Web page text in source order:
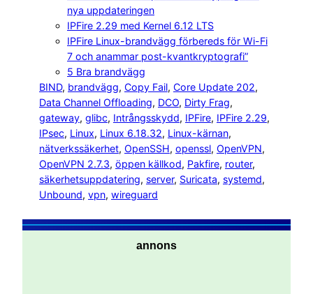
nya uppdateringen
IPFire 2.29 med Kernel 6.12 LTS
IPFire Linux-brandvägg förbereds för Wi-Fi
7 och anammar post-kvantkryptografi”
5 Bra brandvägg
BIND, brandvägg, Copy Fail, Core Update 202
Data Channel Offloading, DCO, Dirty Frag
gateway, glibc, Intrångsskydd, IPFire, IPFire 2.29
IPsec, Linux, Linux 6.18.32, Linux-kärnan
nätverkssäkerhet, OpenSSH, openssl, OpenVPN
OpenVPN 2.7.3, öppen källkod, Pakfire, router
säkerhetsuppdatering, server, Suricata, systemd
Unbound, vpn, wireguard
annons